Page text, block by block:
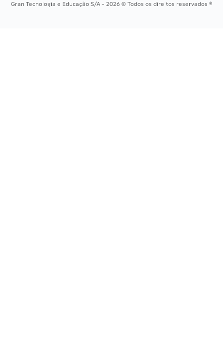
Residência Multiprofissional
Gran Tecnologia e Educação S/A - 2026 © Todos os direitos reservados ®